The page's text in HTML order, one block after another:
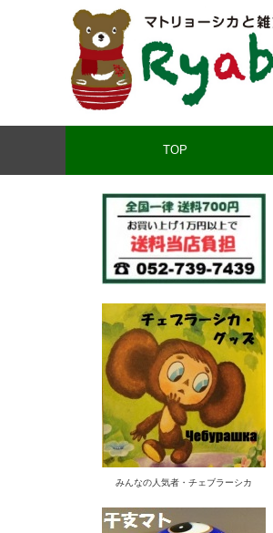
TOP
みんなの人気者・チェブラーシカ